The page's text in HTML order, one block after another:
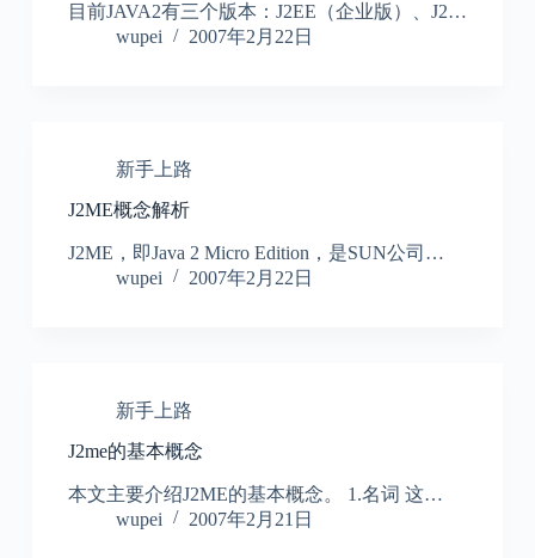
目前JAVA2有三个版本：J2EE（企业版）、J2…
wupei
2007年2月22日
新手上路
J2ME概念解析
J2ME，即Java 2 Micro Edition，是SUN公司…
wupei
2007年2月22日
新手上路
J2me的基本概念
本文主要介绍J2ME的基本概念。 1.名词 这…
wupei
2007年2月21日